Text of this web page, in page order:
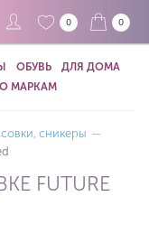
0 0
ОБУВЬ
ДЛЯ ДОМА
МАРКАМ
сникеры —
FUTURE